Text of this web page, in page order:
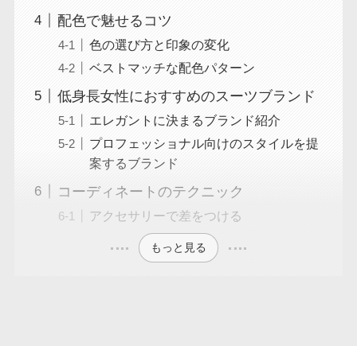
配色で魅せるコツ
色の選び方と印象の変化
ベストマッチな配色パターン
低身長女性におすすめのスーツブランド
エレガントに決まるブランド紹介
プロフェッショナル向けのスタイルを提
案するブランド
コーディネートのテクニック
アクセサリーで差をつける
もっと見る